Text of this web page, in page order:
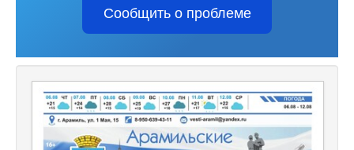
Сообщить о проблеме